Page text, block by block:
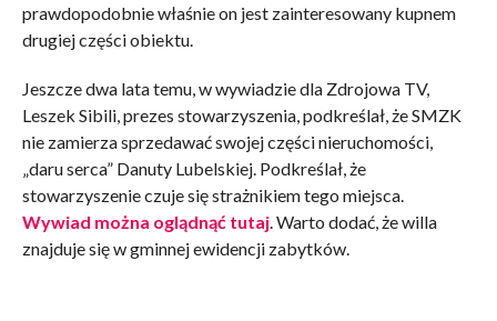
prawdopodobnie właśnie on jest zainteresowany kupnem
drugiej części obiektu.
Jeszcze dwa lata temu, w wywiadzie dla Zdrojowa TV,
Leszek Sibili, prezes stowarzyszenia, podkreślał, że SMZK
nie zamierza sprzedawać swojej części nieruchomości,
„daru serca” Danuty Lubelskiej. Podkreślał, że
stowarzyszenie czuje się strażnikiem tego miejsca.
Wywiad można oglądnąć tutaj. Warto dodać, że willa
znajduje się w gminnej ewidencji zabytków.